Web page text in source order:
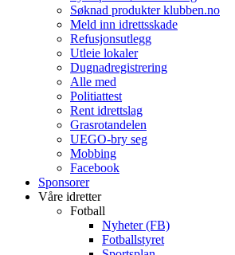
Søknad produkter klubben.no
Meld inn idrettsskade
Refusjonsutlegg
Utleie lokaler
Dugnadregistrering
Alle med
Politiattest
Rent idrettslag
Grasrotandelen
UEGO-bry seg
Mobbing
Facebook
Sponsorer
Våre idretter
Fotball
Nyheter (FB)
Fotballstyret